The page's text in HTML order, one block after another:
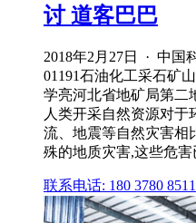
讨 道客巴巴
2018年2月27日 · 中国
01191石油化工采石矿
学亮河北省地矿局第二
人类开采自然资源对
流、地震等自然灾害相
殊的地质灾害,这些危
联系电话: 180 3780 8511